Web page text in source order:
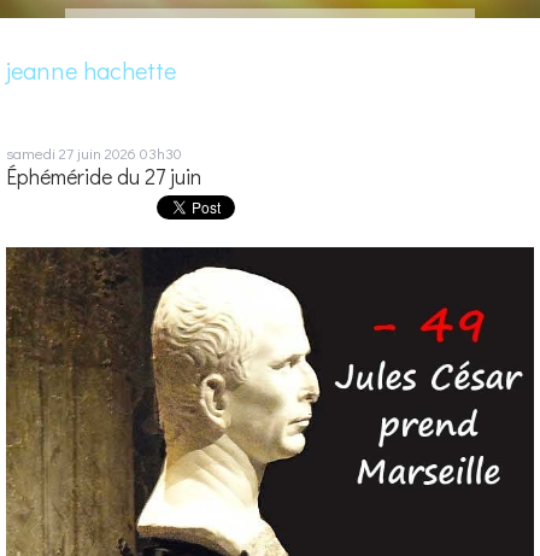
jeanne hachette
samedi 27 juin 2026 03h30
Éphéméride du 27 juin